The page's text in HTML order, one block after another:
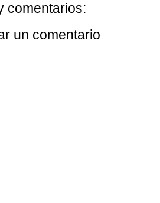
comentarios:
un comentario